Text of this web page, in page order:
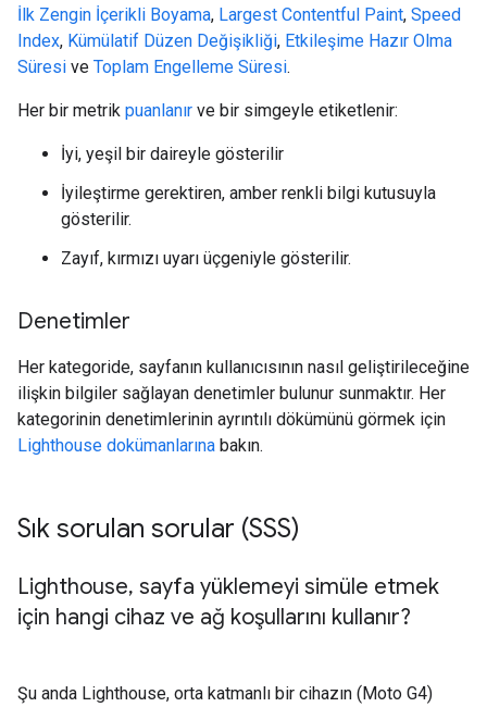
İlk Zengin İçerikli Boyama, Largest Contentful Paint, Speed
Index, Kümülatif Düzen Değişikliği, Etkileşime Hazır Olma
Süresi ve Toplam Engelleme Süresi.
Her bir metrik puanlanır ve bir simgeyle etiketlenir:
İyi, yeşil bir daireyle gösterilir
İyileştirme gerektiren, amber renkli bilgi kutusuyla
gösterilir.
Zayıf, kırmızı uyarı üçgeniyle gösterilir.
Denetimler
Her kategoride, sayfanın kullanıcısının nasıl geliştirileceğine
ilişkin bilgiler sağlayan denetimler bulunur sunmaktır. Her
kategorinin denetimlerinin ayrıntılı dökümünü görmek için
Lighthouse dokümanlarına bakın.
Sık sorulan sorular (SSS)
Lighthouse, sayfa yüklemeyi simüle etmek
için hangi cihaz ve ağ koşullarını kullanır?
Şu anda Lighthouse, orta katmanlı bir cihazın (Moto G4)